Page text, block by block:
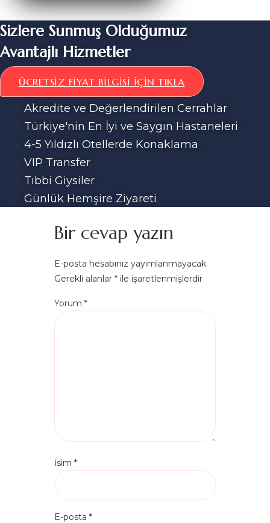
Sizlere Sunmuş Olduğumuz
Avantajlı Hizmetler
ÜCRETSIZ FIYAT BILGISI İÇIN TIKLA
Akredite ve Değerlendirilen Cerrahlar
Türkiye'nin En İyi ve Saygın Hastaneleri
4-5 Yıldızlı Otellerde Konaklama
VIP Transfer
Tıbbi Giysiler
Günlük Hemşire Ziyareti
Bir cevap yazın
E-posta hesabınız yayımlanmayacak.
Gerekli alanlar *ile işaretlenmişlerdir
Yorum *
İsim *
E-posta *